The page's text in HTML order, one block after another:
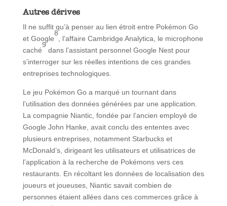
Autres dérives
Il ne suffit qu’à penser au lien étroit entre Pokémon Go
et Google
8
, l’affaire Cambridge Analytica, le microphone
caché
9
dans l’assistant personnel Google Nest pour
s’interroger sur les réelles intentions de ces grandes
entreprises technologiques.
Le jeu Pokémon Go a marqué un tournant dans
l’utilisation des données générées par une application.
La compagnie Niantic, fondée par l’ancien employé de
Google John Hanke, avait conclu des ententes avec
plusieurs entreprises, notamment Starbucks et
McDonald’s, dirigeant les utilisateurs et utilisatrices de
l’application à la recherche de Pokémons vers ces
restaurants. En récoltant les données de localisation des
joueurs et joueuses, Niantic savait combien de
personnes étaient allées dans ces commerces grâce à